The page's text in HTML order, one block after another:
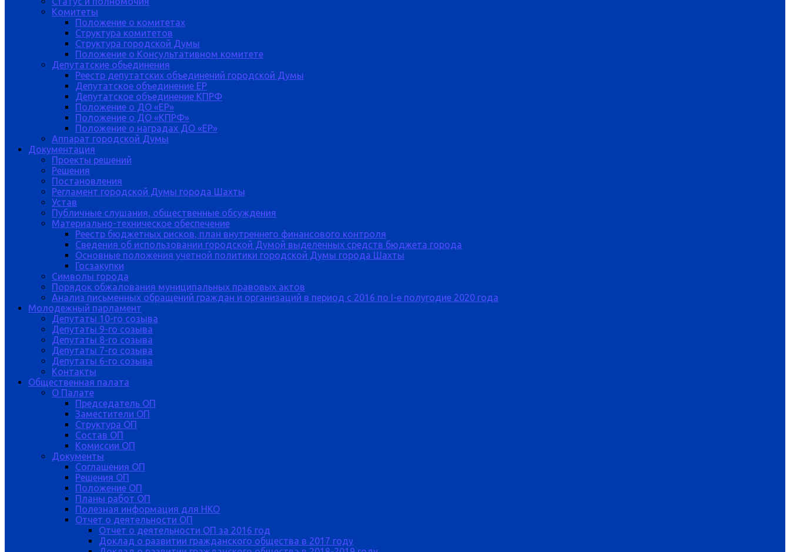
Комитеты
Положение о комитетах
Структура комитетов
Структура городской Думы
Положение о Консультативном комитете
Депутатские обьединения
Реестр депутатских объединений городской Думы
Депутатское объединение ЕР
Депутатское объединение КПРФ
Положение о ДО «ЕР»
Положение о ДО «КПРФ»
Положение о наградах ДО «ЕР»
Аппарат городской Думы
Документация
Проекты решений
Решения
Постановления
Регламент городской Думы города Шахты
Устав
Публичные слушания, общественные обсуждения
Материально-техническое обеспечение
Реестр бюджетных рисков, план внутреннего финансового контроля
Сведения об использовании городской Думой выделенных средств бюджета города
Основные положения учетной политики городской Думы города Шахты
Госзакупки
Символы города
Порядок обжалования муниципальных правовых актов
Анализ письменных обращений граждан и организаций в период с 2016 по I-е полугодие 2020 года
Молодежный парламент
Депутаты 10-го созыва
Депутаты 9-го созыва
Депутаты 8-го созыва
Депутаты 7-го созыва
Депутаты 6-го созыва
Контакты
Общественная палата
О Палате
Председатель ОП
Заместители ОП
Структура ОП
Состав ОП
Комиссии ОП
Документы
Соглашения ОП
Решения ОП
Положение ОП
Планы работ ОП
Полезная информация для НКО
Отчет о деятельности ОП
Отчет о деятельности ОП за 2016 год
Доклад о развитии гражданского общества в 2017 году